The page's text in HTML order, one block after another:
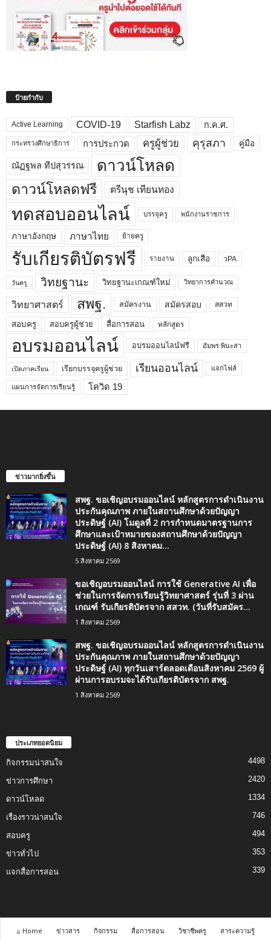
ป้ายกำกับ
Active Learning COVID-19 Starfish Labz ก.ค.ศ.
กระทรวงศึกษาธิการ การประกวด ครูผู้ช่วย คุรุสภา คู่มือ
ณัฏฐพล ทีปสุวรรณ ดาวน์โหลด
ดาวน์โหลดฟรี ตรีนุช เทียนทอง
ทดสอบออนไลน์ บรรจุครู พนักงานราชการ
ภาษาอังกฤษ ภาษาไทย ย้ายครู
รับเกียรติบัตรฟรี รายงาน ลูกเสือ วPA
วันครู วิทยฐานะ วิทยฐานะเกณฑ์ใหม่ วิทยาการคำนวณ
วิทยาศาสตร์ สพฐ. สมัครงาน สมัครสอบ สสวท
สอบครู สอบครูผู้ช่วย สื่อการสอน หลักสูตร
อบรมออนไลน์ อบรมออนไลน์ฟรี อัมพร พินะสา
เปิดภาคเรียน เรียกบรรจุครูผู้ช่วย เรียนออนไลน์ แจกไฟล์
แผนการจัดการเรียนรู้ โควิด 19
ข่าวมากยิ่งขึ้น
สพฐ. ขอเชิญอบรมออนไลน์ หลักสูตรการดำเนินงาน
ประกันคุณภาพ ภายในสถานศึกษาด้วยปัญญา
ประดิษฐ์ (AI) โมดูลที่ 2 การกำหนดมาตรฐานการ
ศึกษาและเป้าหมายของสถานศึกษาด้วยปัญญา
ประดิษฐ์ (AI) 8 สิงหาคม...
5 สิงหาคม 2569
ขอเชิญอบรมออนไลน์ การใช้ Generative AI เพื่อ
ช่วยในการจัดการเรียนรู้วิทยาศาสตร์ รุ่นที่ 3 ผ่าน
เกณฑ์ รับเกียรติบัตรจาก สสวท. (วันที่รับสมัคร...
1 สิงหาคม 2569
สพฐ. ขอเชิญอบรมออนไลน์ หลักสูตรการดำเนินงาน
ประกันคุณภาพ ภายในสถานศึกษาด้วยปัญญา
ประดิษฐ์ (AI) ทุกวันเสาร์ตลอดเดือนสิงหาคม 2569 ผู้
ผ่านการอบรมจะได้รับเกียรติบัตรจาก สพฐ.
1 สิงหาคม 2569
ประเภทยอดนิยม
กิจกรรมน่าสนใจ 4498
ข่าวการศึกษา 2420
ดาวน์โหลด 1334
เรื่องราวน่าสนใจ 746
สอบครู 494
ข่าวทั่วไป 353
แจกสื่อการสอน 339
⌂ Home ข่าวสาร กิจกรรม สื่อการสอน วิชาชีพครู สาระความรู้